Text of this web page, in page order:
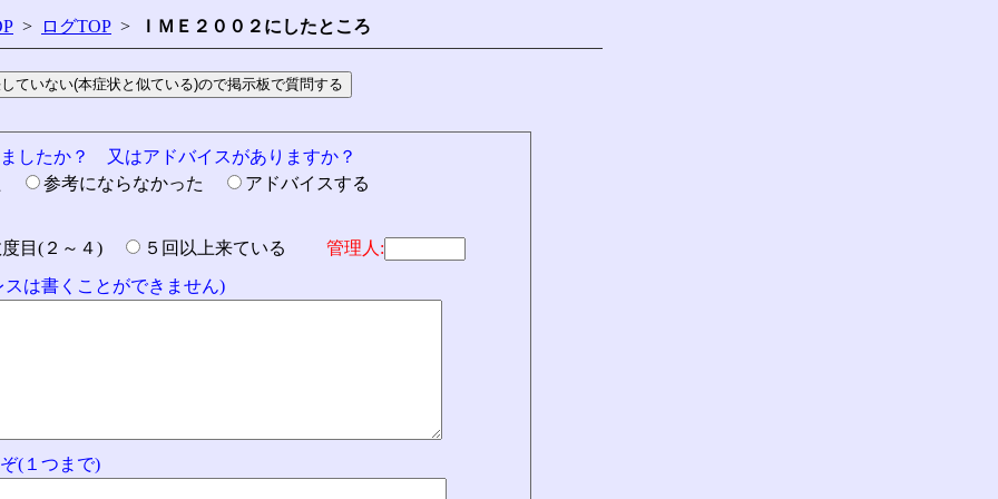
> ログTOP > ＩＭＥ２００２にしたところ
したか？ 又はアドバイスがありますか？
参考にならなかった アドバイスする
度目(２～４) ５回以上来ている 管理人:
は書くことができません)
(１つまで)